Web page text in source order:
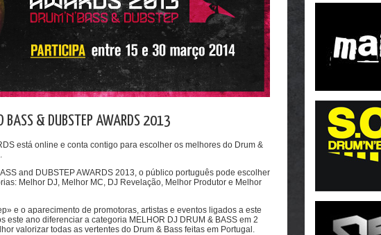
BASS & DUBSTEP AWARDS 2013
está online e conta contigo para escolher os melhores do Drum &
and DUBSTEP AWARDS 2013, o público português pode escolher
Melhor DJ, Melhor MC, DJ Revelação, Melhor Produtor e Melhor
e o aparecimento de promotoras, artistas e eventos ligados a este
este ano diferenciar a categoria MELHOR DJ DRUM & BASS em 2
valorizar todas as vertentes do Drum & Bass feitas em Portugal.